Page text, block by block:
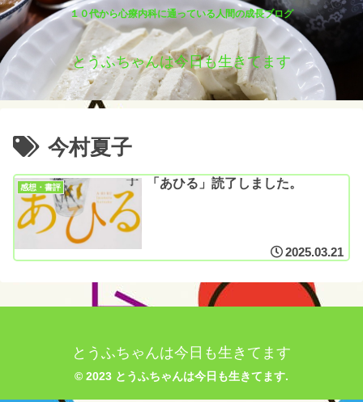
１０代から心療内科に通っている人間の成長ブログ
とうふちゃんは今日も生きてます
今村夏子
感想・書評 「あひる」読了しました。
2025.03.21
とうふちゃんは今日も生きてます
© 2023 とうふちゃんは今日も生きてます.